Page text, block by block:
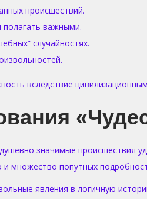
происшествий.
полагать важными.
случайностях.
вследствие
значимые происшествия
множество попутных
явления в логичную